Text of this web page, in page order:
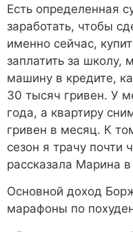
Есть определенная
заработать, чтобы
именно сейчас,
заплатить за школу,
машину в кредите,
30 тысяч гривен. У
года, а квартиру
гривен в месяц. К
сезон я трачу почти
рассказала Марина
Основной доход
марафоны по